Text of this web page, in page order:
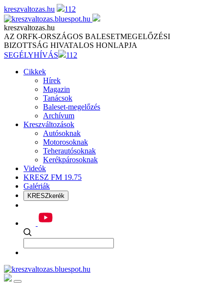
Skip
to
content
kreszvaltozas.hu 112
kreszvaltozas.hu
AZ ORFK-ORSZÁGOS BALESETMEGELŐZÉSI
BIZOTTSÁG HIVATALOS HONLAPJA
SEGÉLYHÍVÁS
112
Cikkek
Hírek
Magazin
Tanácsok
Baleset-megelőzés
Archívum
Kreszváltozások
Autósoknak
Motorosoknak
Teherautósoknak
Kerékpárosoknak
Videók
KRESZ FM 19.75
Galériák
KRESZkerék